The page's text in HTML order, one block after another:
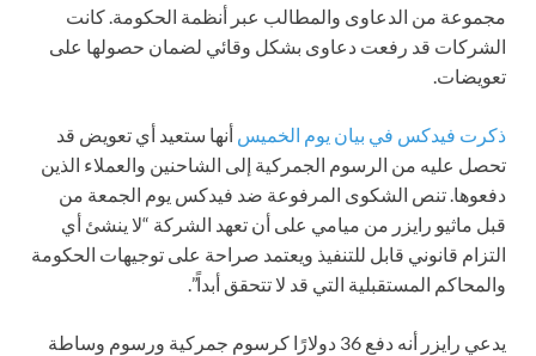
مجموعة من الدعاوى والمطالب عبر أنظمة الحكومة. كانت
الشركات قد رفعت دعاوى بشكل وقائي لضمان حصولها على
تعويضات.
ذكرت فيدكس في بيان يوم الخميس أنها ستعيد أي تعويض قد
تحصل عليه من الرسوم الجمركية إلى الشاحنين والعملاء الذين
دفعوها. تنص الشكوى المرفوعة ضد فيدكس يوم الجمعة من
قبل ماثيو رايزر من ميامي على أن تعهد الشركة “لا ينشئ أي
التزام قانوني قابل للتنفيذ ويعتمد صراحة على توجيهات الحكومة
والمحاكم المستقبلية التي قد لا تتحقق أبداً”.
يدعي رايزر أنه دفع 36 دولارًا كرسوم جمركية ورسوم وساطة